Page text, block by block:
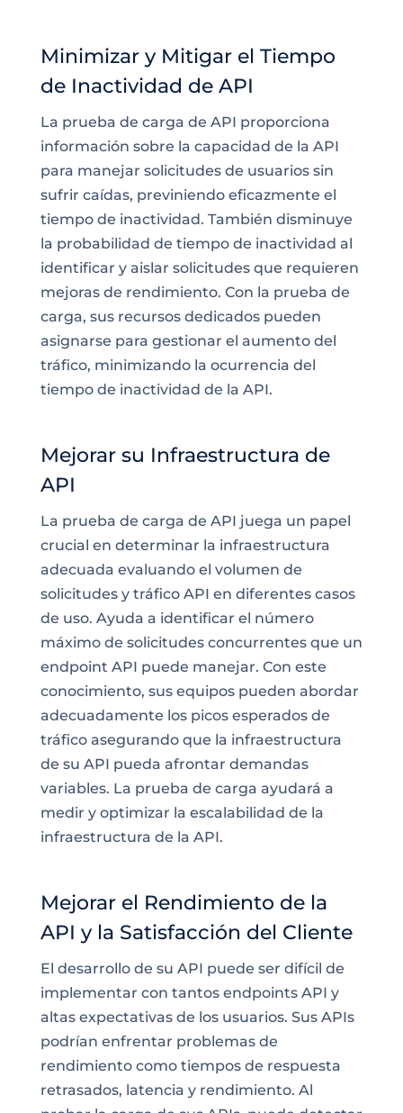
Minimizar y Mitigar el Tiempo
de Inactividad de API
La prueba de carga de API proporciona
información sobre la capacidad de la API
para manejar solicitudes de usuarios sin
sufrir caídas, previniendo eficazmente el
tiempo de inactividad. También disminuye
la probabilidad de tiempo de inactividad al
identificar y aislar solicitudes que requieren
mejoras de rendimiento. Con la prueba de
carga, sus recursos dedicados pueden
asignarse para gestionar el aumento del
tráfico, minimizando la ocurrencia del
tiempo de inactividad de la API.
Mejorar su Infraestructura de
API
La prueba de carga de API juega un papel
crucial en determinar la infraestructura
adecuada evaluando el volumen de
solicitudes y tráfico API en diferentes casos
de uso. Ayuda a identificar el número
máximo de solicitudes concurrentes que un
endpoint API puede manejar. Con este
conocimiento, sus equipos pueden abordar
adecuadamente los picos esperados de
tráfico asegurando que la infraestructura
de su API pueda afrontar demandas
variables. La prueba de carga ayudará a
medir y optimizar la escalabilidad de la
infraestructura de la API.
Mejorar el Rendimiento de la
API y la Satisfacción del Cliente
El desarrollo de su API puede ser difícil de
implementar con tantos endpoints API y
altas expectativas de los usuarios. Sus APIs
podrían enfrentar problemas de
rendimiento como tiempos de respuesta
retrasados, latencia y rendimiento. Al